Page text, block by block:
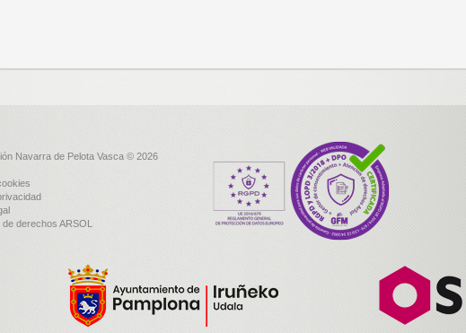
Navarra de Pelota Vasca © 2026
de derechos ARSOL